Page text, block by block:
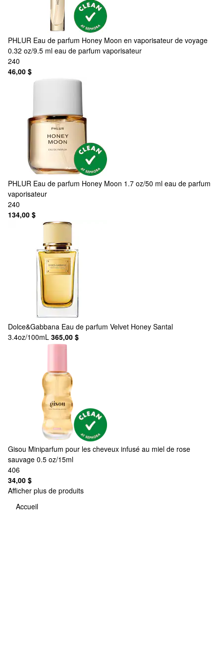
PHLUR Eau de parfum Honey Moon en vaporisateur de voyage
0.32 oz/9.5 ml eau de parfum vaporisateur
240
46,00 $
PHLUR Eau de parfum Honey Moon 1.7 oz/50 ml eau de parfum
vaporisateur
240
134,00 $
Dolce&Gabbana Eau de parfum Velvet Honey Santal
3.4oz/100mL 365,00 $
Gisou Miniparfum pour les cheveux infusé au miel de rose
sauvage 0.5 oz/15ml
406
34,00 $
Afficher plus de produits
Accueil